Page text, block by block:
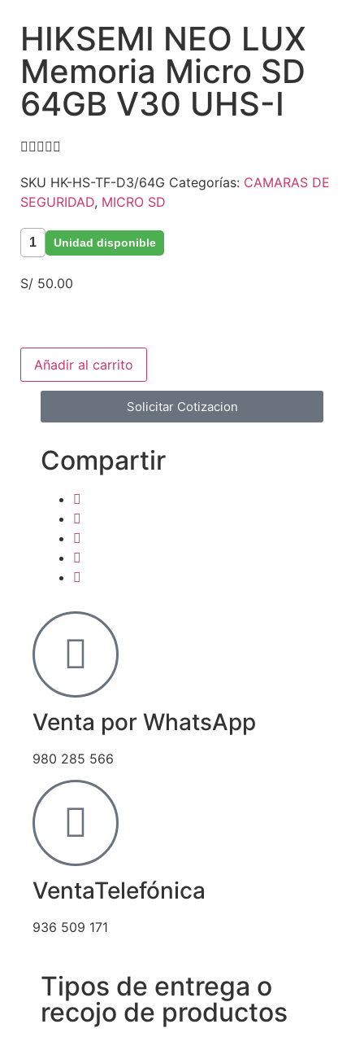
HIKSEMI NEO LUX
Memoria Micro SD
64GB V30 UHS-I

SKU HK-HS-TF-D3/64G Categorías: CAMARAS DE
SEGURIDAD, MICRO SD
1 Unidad disponible
S/ 50.00
Añadir al carrito
Solicitar Cotizacion
Compartir
Venta por WhatsApp
980 285 566
VentaTelefónica
936 509 171
Tipos de entrega o
recojo de productos